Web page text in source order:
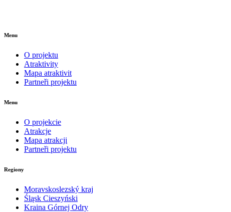
Menu
O projektu
Atraktivity
Mapa atraktivit
Partneři projektu
Menu
O projekcie
Atrakcje
Mapa atrakcji
Partneři projektu
Regiony
Moravskoslezský kraj
Śląsk Cieszyński
Kraina Górnej Odry